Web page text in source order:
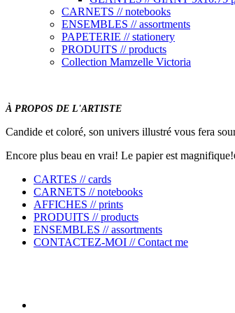
CARNETS // notebooks
ENSEMBLES // assortments
PAPETERIE // stationery
PRODUITS // products
Collection Mamzelle Victoria
À PROPOS DE L'ARTISTE
Candide et coloré, son univers illustré vous fera
Encore plus beau en vrai! Le papier est magnifique!
CARTES // cards
CARNETS // notebooks
AFFICHES // prints
PRODUITS // products
ENSEMBLES // assortments
CONTACTEZ-MOI // Contact me